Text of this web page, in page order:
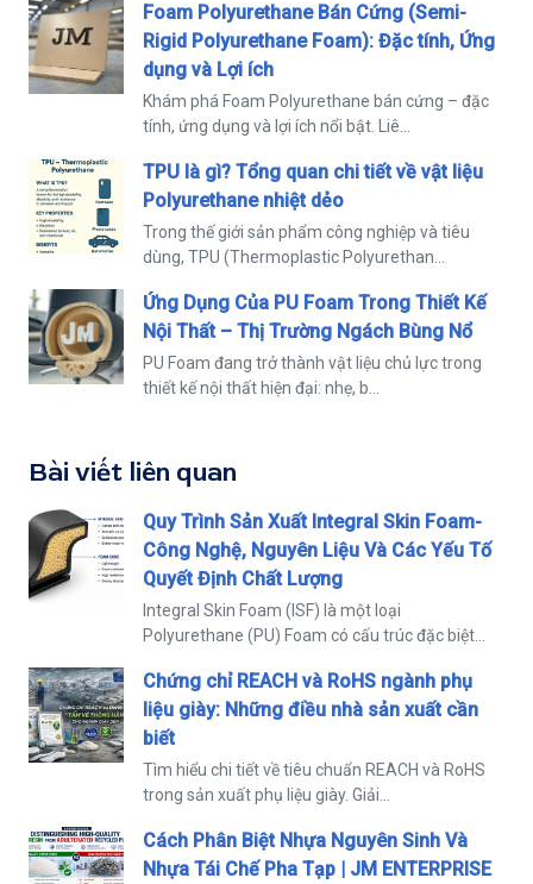
Foam Polyurethane Bán Cứng (Semi-
Rigid Polyurethane Foam): Đặc tính, Ứng
dụng và Lợi ích
Khám phá Foam Polyurethane bán cứng – đặc
tính, ứng dụng và lợi ích nổi bật. Liê...
TPU là gì? Tổng quan chi tiết về vật liệu
Polyurethane nhiệt dẻo
Trong thế giới sản phẩm công nghiệp và tiêu
dùng, TPU (Thermoplastic Polyurethan...
Ứng Dụng Của PU Foam Trong Thiết Kế
Nội Thất – Thị Trường Ngách Bùng Nổ
PU Foam đang trở thành vật liệu chủ lực trong
thiết kế nội thất hiện đại: nhẹ, b...
Bài viết liên quan
Quy Trình Sản Xuất Integral Skin Foam-
Công Nghệ, Nguyên Liệu Và Các Yếu Tố
Quyết Định Chất Lượng
Integral Skin Foam (ISF) là một loại
Polyurethane (PU) Foam có cấu trúc đặc biệt...
Chứng chỉ REACH và RoHS ngành phụ
liệu giày: Những điều nhà sản xuất cần
biết
Tìm hiểu chi tiết về tiêu chuẩn REACH và RoHS
trong sản xuất phụ liệu giày. Giải...
Cách Phân Biệt Nhựa Nguyên Sinh Và
Nhựa Tái Chế Pha Tạp | JM ENTERPRISE